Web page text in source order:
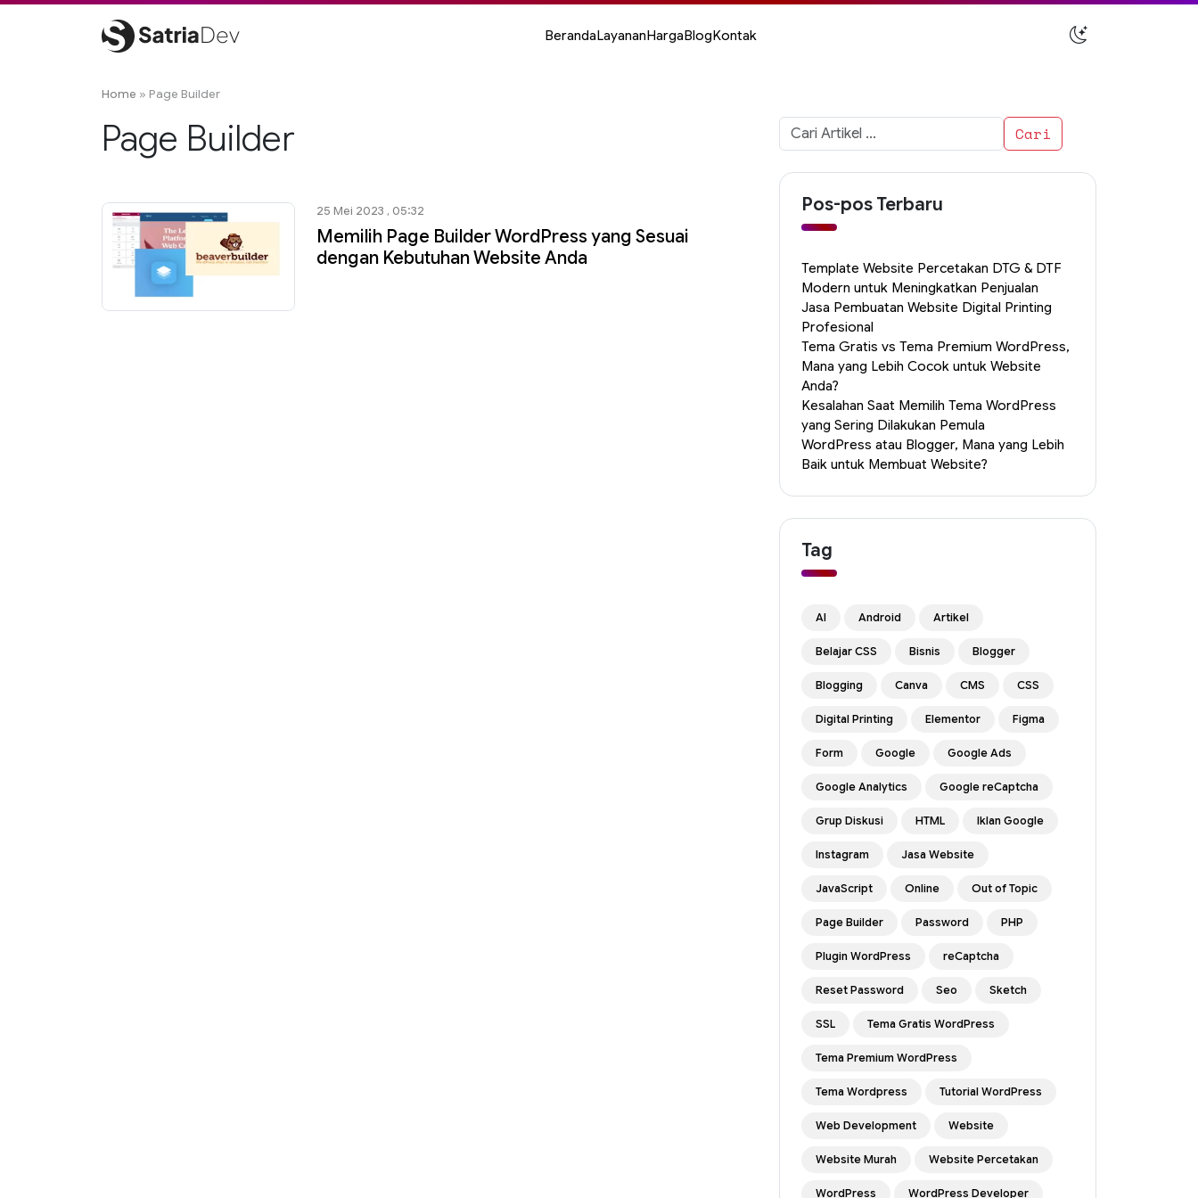
Skip
BerandaLayananHargaBlogKontak
Home » Page Builder
Page Builder
25 Mei 2023 , 05:32
Memilih Page Builder WordPress yang Sesuai
dengan Kebutuhan Website Anda
Cari
untuk:
Pos-pos Terbaru
Template Website Percetakan DTG & DTF
Modern untuk Meningkatkan Penjualan
Jasa Pembuatan Website Digital Printing
Profesional
Tema Gratis vs Tema Premium WordPress,
Mana yang Lebih Cocok untuk Website
Anda?
Kesalahan Saat Memilih Tema WordPress
yang Sering Dilakukan Pemula
WordPress atau Blogger, Mana yang Lebih
Baik untuk Membuat Website?
Tag
AI Android Artikel
Belajar CSS Bisnis Blogger
Blogging Canva CMS CSS
Digital Printing Elementor Figma
Form Google Google Ads
Google Analytics Google reCaptcha
Grup Diskusi HTML Iklan Google
Instagram Jasa Website
JavaScript Online Out of Topic
Page Builder Password PHP
Plugin WordPress reCaptcha
Reset Password Seo Sketch
SSL Tema Gratis WordPress
Tema Premium WordPress
Tema Wordpress Tutorial WordPress
Web Development Website
Website Murah Website Percetakan
WordPress WordPress Developer